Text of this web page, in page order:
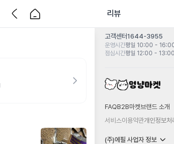
리뷰
고객센터1644-3955
운영시간평일 10:00 - 16:00
점심시간평일 12:00 - 13:00
FAQB2B마켓 브랜드 소개
서비스이용약관개인정보처
(주)에필 사업자 정보